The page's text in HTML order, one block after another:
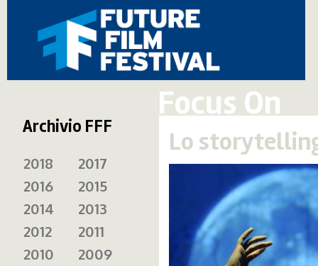
Focus On
Lo
Archivio FFF
2018
2017
2016
2015
2014
2013
2012
2011
2010
2009